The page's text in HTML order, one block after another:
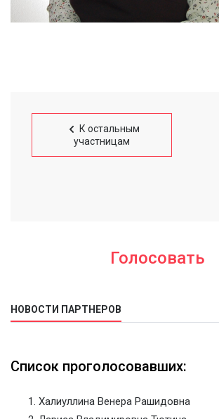
К остальным
участницам
Голосовать
НОВОСТИ ПАРТНЕРОВ
Список проголосовавших:
Халиуллина Венера Рашидовна